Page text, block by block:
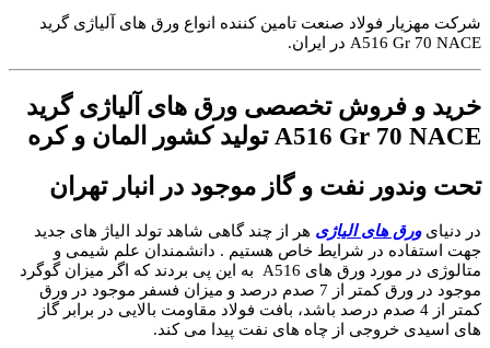
شرکت مهزیار فولاد صنعت تامین کننده انواع ورق های آلیاژی گرید
A516 Gr 70 NACE در ایران.
خرید و فروش تخصصی ورق های آلیاژی گرید
A516 Gr 70 NACE تولید کشور المان و کره
تحت وندور نفت و گاز موجود در انبار تهران
در دنیایورق های الیاژی هر از چند گاهی شاهد تولد الیاژ های جدید
جهت استفاده در شرایط خاص هستیم . دانشمندان علم شیمی و
متالوژی در مورد ورق های A516 به این پی بردند که اگر میزان گوگرد
موجود در ورق کمتر از 7 صدم درصد و میزان فسفر موجود در ورق
کمتر از 4 صدم درصد باشد، بافت فولاد مقاومت بالایی در برابر گاز
های اسیدی خروجی از چاه های نفت پیدا می کند.